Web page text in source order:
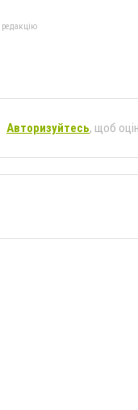
Авторизуйтесь, щоб